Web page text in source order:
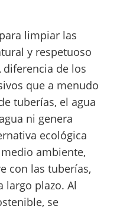
limpiar las
y respetuoso
de los
que a menudo
tuberías, el agua
ni genera
ecológica
ambiente,
con las tuberías,
largo plazo. Al
se